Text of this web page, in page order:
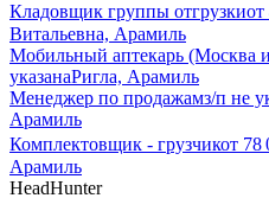
Кладовщик группы отгрузкиот
Витальевна, Арамиль
Мобильный аптекарь (Москва
указанаРигла, Арамиль
Менеджер по продажамз/п не
Арамиль
Комплектовщик - грузчикот 78
Арамиль
HeadHunter